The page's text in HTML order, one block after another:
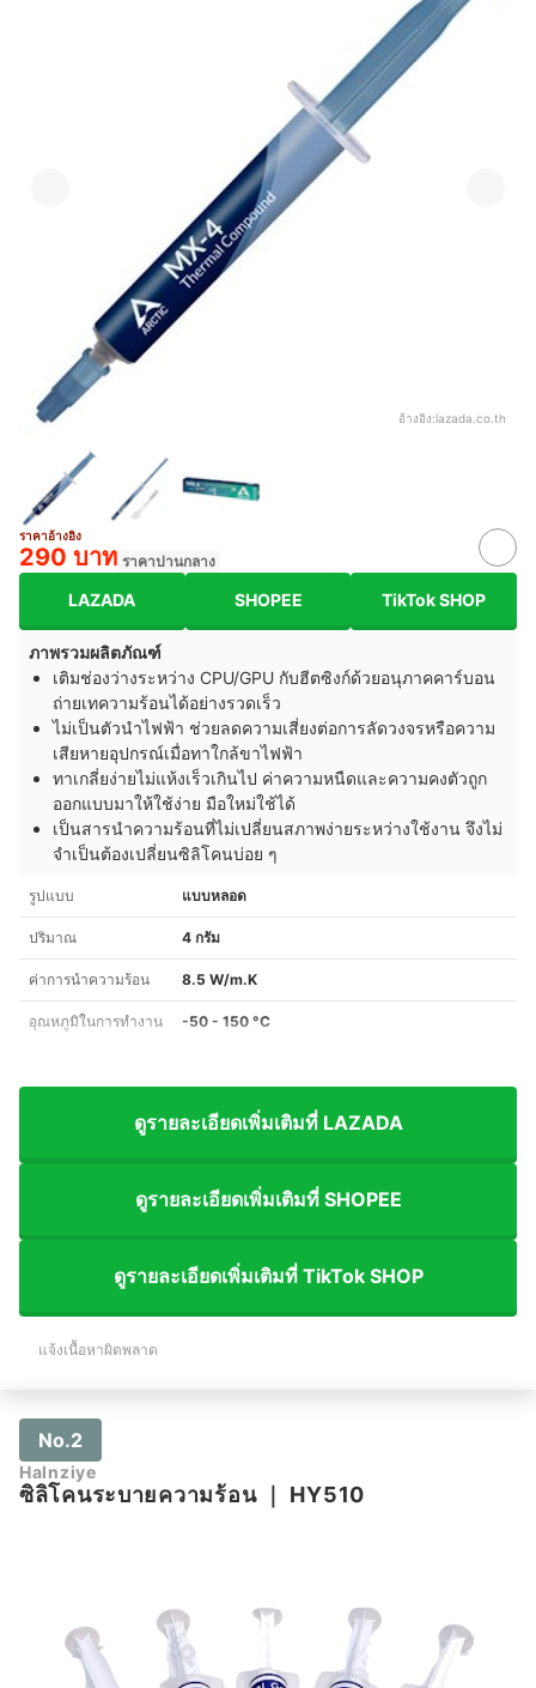
อ้างอิง:lazada.co.th
ราคาอ้างอิง
290 บาท ราคาปานกลาง
LAZADA SHOPEE TikTok SHOP
ภาพรวมผลิตภัณฑ์
เติมช่องว่างระหว่าง CPU/GPU กับฮีตซิงก์ด้วยอนุภาคคาร์บอน
ถ่ายเทความร้อนได้อย่างรวดเร็ว
ไม่เป็นตัวนำไฟฟ้า ช่วยลดความเสี่ยงต่อการลัดวงจรหรือความ
เสียหายอุปกรณ์เมื่อทาใกล้ขาไฟฟ้า
ทาเกลี่ยง่ายไม่แห้งเร็วเกินไป ค่าความหนืดและความคงตัวถูก
ออกแบบมาให้ใช้ง่าย มือใหม่ใช้ได้
เป็นสารนำความร้อนที่ไม่เปลี่ยนสภาพง่ายระหว่างใช้งาน จึงไม่
จำเป็นต้องเปลี่ยนซิลิโคนบ่อย ๆ
รูปแบบ แบบหลอด
ปริมาณ 4 กรัม
ค่าการนำความร้อน 8.5 W/m.K
อุณหภูมิในการทำงาน -50 - 150 °C
ดูรายละเอียดเพิ่มเติมที่ LAZADA
ดูรายละเอียดเพิ่มเติมที่ SHOPEE
ดูรายละเอียดเพิ่มเติมที่ TikTok SHOP
แจ้งเนื้อหาผิดพลาด
No.2
Halnziye
ซิลิโคนระบายความร้อน｜ HY510